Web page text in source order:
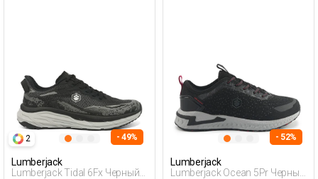
2 - 49%
Lumberjack
Lumberjack Tidal 6Fx Черный
- 52%
Lumberjack
Lumberjack Ocean 5Pr Черный